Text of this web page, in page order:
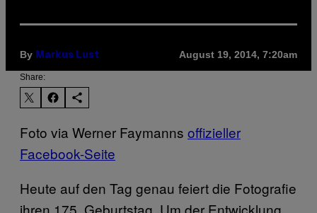
By Markus Lust August 19, 2014, 7:20am
Share:
Foto via Werner Faymanns offizieller
Facebook-Seite
Heute auf den Tag genau feiert die Fotografie
ihren 175. Geburtstag. Um der Entwicklung